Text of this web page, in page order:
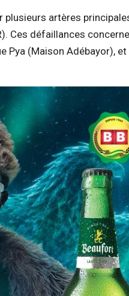
artères
Ces défaillances
Pya (Maison Adébayor), et